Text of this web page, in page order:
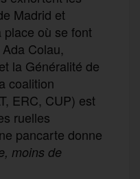
Madrid et
place où se font
Colau,
la Généralité de
coalition
ERC, CUP) est
ruelles
pancarte donne
moins de